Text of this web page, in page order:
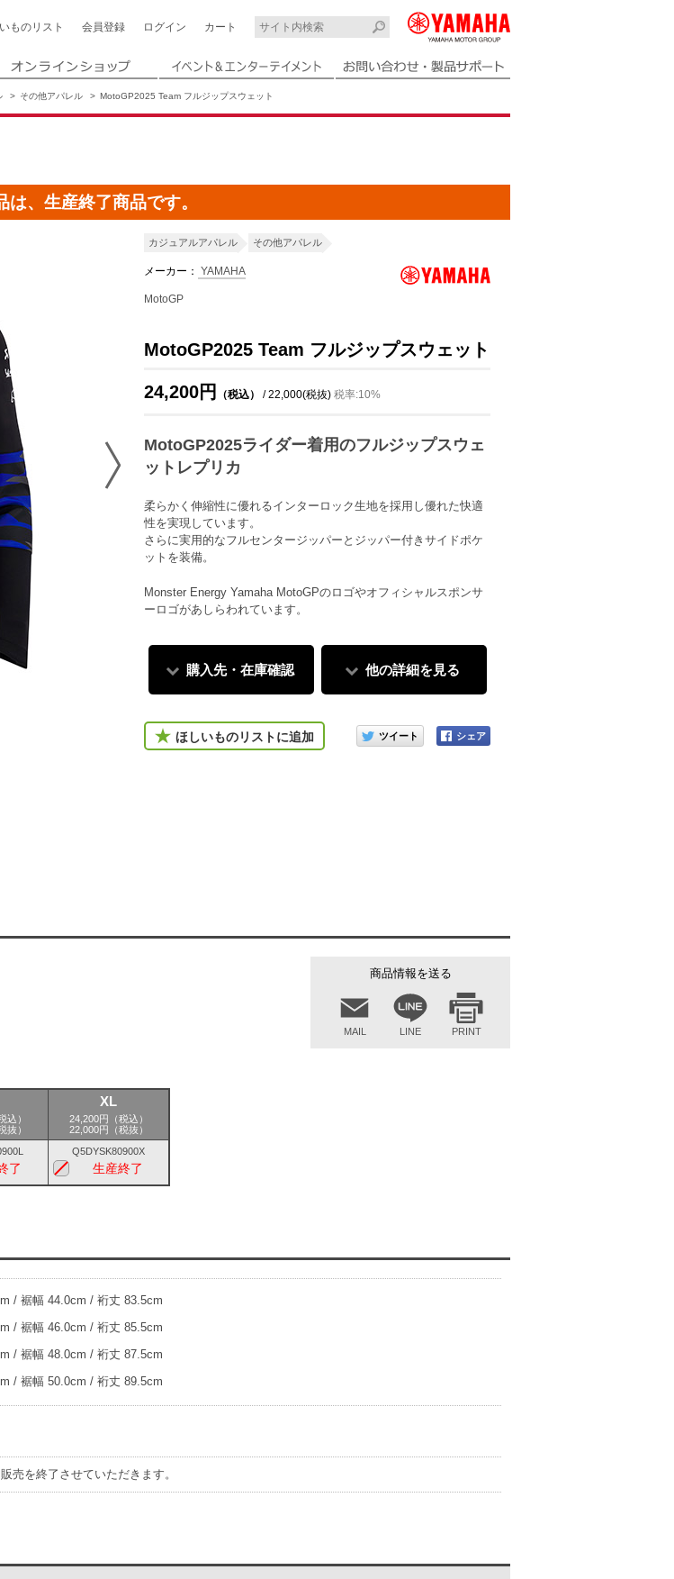
もの リスト 会員登録 ログイン カート
その他アパレル MotoGP2025 Team フルジップスウェット
は、生産終了商品です。
カジュアルアパレル その他アパレル
メーカー： YAMAHA
MotoGP
MotoGP2025 Team フルジップスウェット
24,200円 （税込） / 22,000(税抜) 税率:10%
MotoGP2025ライダー着用のフルジップスウェ
ットレプリカ
柔らかく伸縮性に優れるインターロック生地を採用し優れた快適
性を実現しています。
さらに実用的なフルセンタージッパーとジッパー付きサイドポケ
ットを装備。
Monster Energy Yamaha MotoGPのロゴやオフィシャルスポンサ
ーロゴがあしらわれています。
購入先・在庫確認 他の詳細を見る
ほしいものリストに追加
このアイテムをシェアする
商品情報を送る
MAIL LINE PRINT
込）
抜）
XL
24,200円（税込）
22,000円（税抜）
了
Q5DYSK80900X
生産終了
/ 裾幅 44.0cm / 裄丈 83.5cm
/ 裾幅 46.0cm / 裄丈 85.5cm
/ 裾幅 48.0cm / 裄丈 87.5cm
/ 裾幅 50.0cm / 裄丈 89.5cm
売を終了させていただきます。